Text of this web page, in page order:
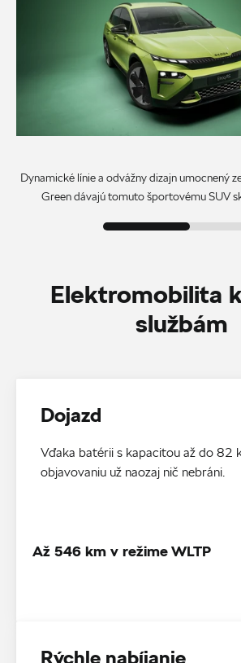
Dynamické línie a odvážny dizajn umocnený
Green dávajú tomuto športovému SUV
Elektromobilita
službám
Dojazd
Vďaka batérii s kapacitou až do 82
objavovaniu už naozaj nič nebráni.
Až 546 km v režime WLTP
Rýchle nabíjanie